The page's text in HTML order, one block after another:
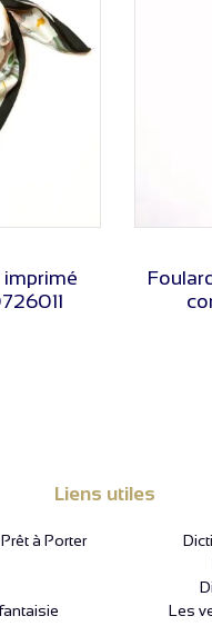
Liens utiles
à Porter
Les